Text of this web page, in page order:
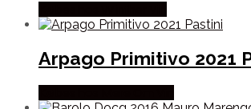
Arpago Primitivo 2021